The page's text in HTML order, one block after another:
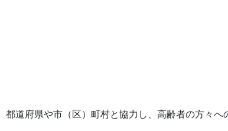
道府県や市（区）町村と協力し、高齢者の方々へ